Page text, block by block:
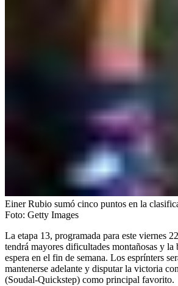
Einer Rubio sumó cinco puntos en la
Foto: Getty Images
La etapa 13, programada para este viernes
tendrá mayores dificultades montañosas y la
espera en el fin de semana. Los esprínters
mantenerse adelante y disputar la victoria
(Soudal-Quickstep) como principal favorito.